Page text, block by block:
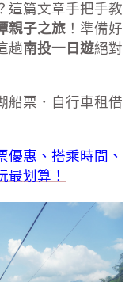
這篇文章手把手教
親子之旅 ！準備好
趟南投一日遊絕對
船票．自行車租借
優惠、搭乘時間、
划算！